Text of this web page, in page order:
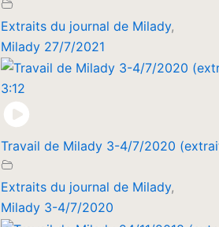
Extraits du journal de Milady,
Milady 27/7/2021
3:12
Travail de Milady 3-4/7/2020
Extraits du journal de Milady,
Milady 3-4/7/2020